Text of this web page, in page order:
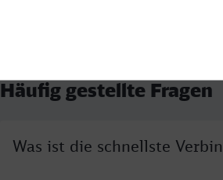
Häufig gestellte Fragen
Was ist die schnellste